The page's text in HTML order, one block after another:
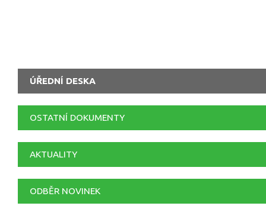
ÚŘEDNÍ DESKA
OSTATNÍ DOKUMENTY
AKTUALITY
ODBĚR NOVINEK